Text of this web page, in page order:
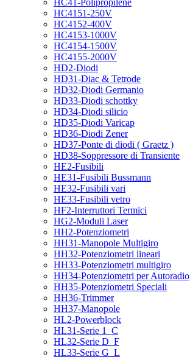
HC41-Polipropilene
HC4151-250V
HC4152-400V
HC4153-1000V
HC4154-1500V
HC4155-2000V
HD2-Diodi
HD31-Diac & Tetrode
HD32-Diodi Germanio
HD33-Diodi schottky
HD34-Diodi silicio
HD35-Diodi Varicap
HD36-Diodi Zener
HD37-Ponte di diodi ( Graetz )
HD38-Soppressore di Transiente
HE2-Fusibili
HE31-Fusibili Bussmann
HE32-Fusibili vari
HE33-Fusibili vetro
HF2-Interruttori Termici
HG2-Moduli Laser
HH2-Potenziometri
HH31-Manopole Multigiro
HH32-Potenziometri lineari
HH33-Potenziometri multigiro
HH34-Potenziometri per Autoradio
HH35-Potenziometri Speciali
HH36-Trimmer
HH37-Manopole
HL2-Powerblock
HL31-Serie 1_C
HL32-Serie D_F
HL33-Serie G_L